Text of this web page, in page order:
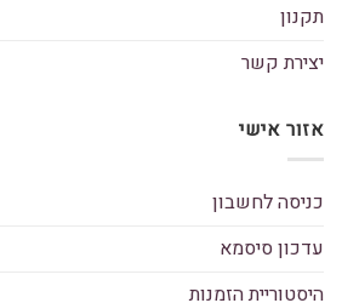
תקנון
יצירת קשר
אזור אישי
כניסה לחשבון
עדכון סיסמא
היסטוריית הזמנות